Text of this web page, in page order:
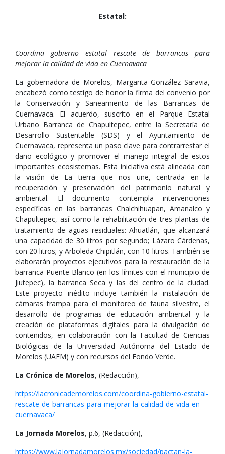
Estatal:
Coordina gobierno estatal rescate de barrancas para
mejorar la calidad de vida en Cuernavaca
La gobernadora de Morelos, Margarita González Saravia,
encabezó como testigo de honor la firma del convenio por
la Conservación y Saneamiento de las Barrancas de
Cuernavaca. El acuerdo, suscrito en el Parque Estatal
Urbano Barranca de Chapultepec, entre la Secretaría de
Desarrollo Sustentable (SDS) y el Ayuntamiento de
Cuernavaca, representa un paso clave para contrarrestar el
daño ecológico y promover el manejo integral de estos
importantes ecosistemas. Esta iniciativa está alineada con
la visión de La tierra que nos une, centrada en la
recuperación y preservación del patrimonio natural y
ambiental. El documento contempla intervenciones
específicas en las barrancas Chalchihuapan, Amanalco y
Chapultepec, así como la rehabilitación de tres plantas de
tratamiento de aguas residuales: Ahuatlán, que alcanzará
una capacidad de 30 litros por segundo; Lázaro Cárdenas,
con 20 litros; y Arboleda Chipitlán, con 10 litros. También se
elaborarán proyectos ejecutivos para la restauración de la
barranca Puente Blanco (en los límites con el municipio de
Jiutepec), la barranca Seca y las del centro de la ciudad.
Este proyecto inédito incluye también la instalación de
cámaras trampa para el monitoreo de fauna silvestre, el
desarrollo de programas de educación ambiental y la
creación de plataformas digitales para la divulgación de
contenidos, en colaboración con la Facultad de Ciencias
Biológicas de la Universidad Autónoma del Estado de
Morelos (UAEM) y con recursos del Fondo Verde.
La Crónica de Morelos, (Redacción),
https://lacronicademorelos.com/coordina-gobierno-estatal-
rescate-de-barrancas-para-mejorar-la-calidad-de-vida-en-
cuernavaca/
La Jornada Morelos, p.6, (Redacción),
https://www.lajornadamorelos.mx/sociedad/pactan-la-